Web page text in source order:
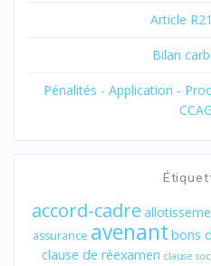
Article
Bilan
Pénalités - Application -
CCAG
accord-cadre
assurance avenant bons
clause de réexamen clause